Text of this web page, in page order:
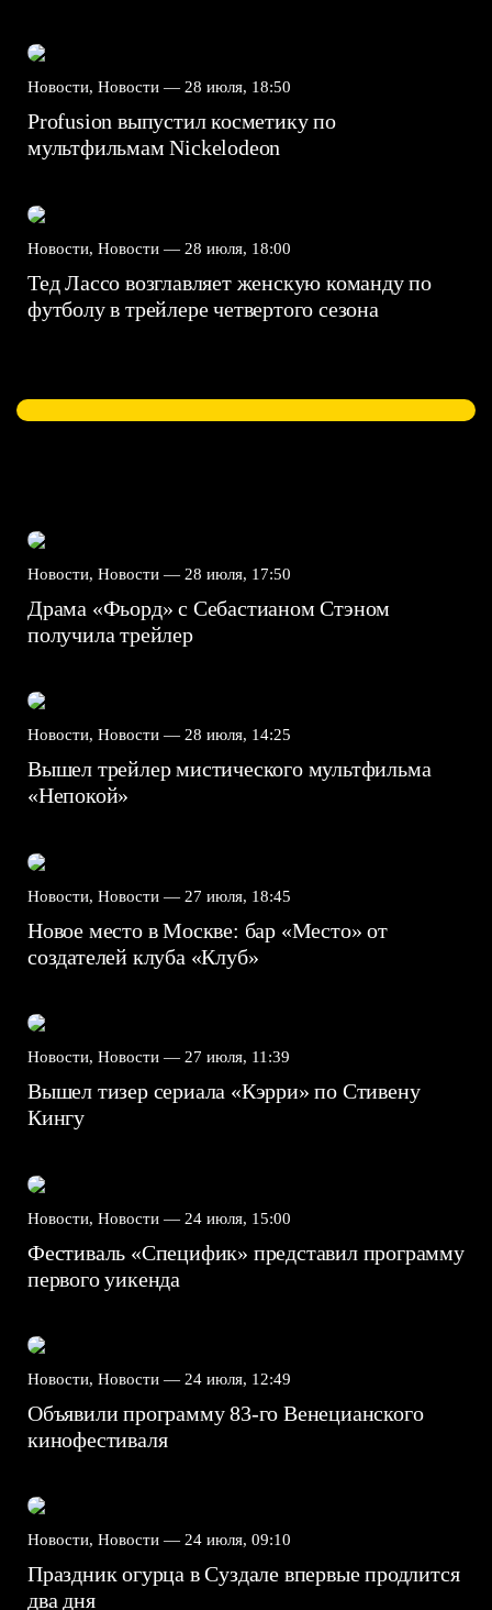
Новости, Новости — 28 июля, 18:50
Profusion выпустил косметику по
мультфильмам Nickelodeon
Новости, Новости — 28 июля, 18:00
Тед Лассо возглавляет женскую команду по
футболу в трейлере четвертого сезона
Новости, Новости — 28 июля, 17:50
Драма «Фьорд» с Себастианом Стэном
получила трейлер
Новости, Новости — 28 июля, 14:25
Вышел трейлер мистического мультфильма
«Непокой»
Новости, Новости — 27 июля, 18:45
Новое место в Москве: бар «Место» от
создателей клуба «Клуб»
Новости, Новости — 27 июля, 11:39
Вышел тизер сериала «Кэрри» по Стивену
Кингу
Новости, Новости — 24 июля, 15:00
Фестиваль «Специфик» представил программу
первого уикенда
Новости, Новости — 24 июля, 12:49
Объявили программу 83-го Венецианского
кинофестиваля
Новости, Новости — 24 июля, 09:10
Праздник огурца в Суздале впервые продлится
два дня